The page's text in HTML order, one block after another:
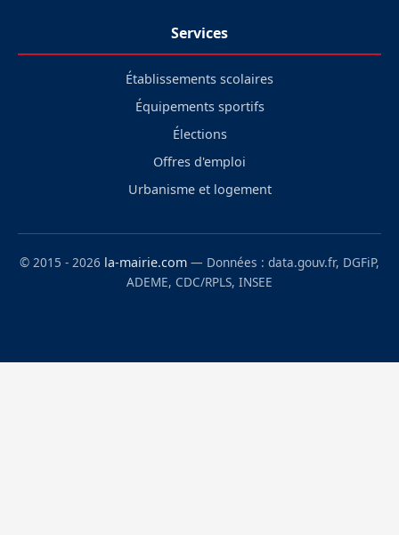
Services
Établissements scolaires
Équipements sportifs
Élections
Offres d'emploi
Urbanisme et logement
© 2015 - 2026 la-mairie.com — Données : data.gouv.fr, DGFiP,
ADEME, CDC/RPLS, INSEE